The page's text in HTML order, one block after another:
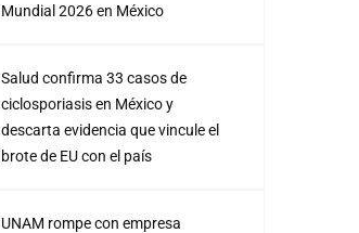
Mundial 2026 en México
Salud confirma 33 casos de
ciclosporiasis en México y
descarta evidencia que vincule el
brote de EU con el país
UNAM rompe con empresa